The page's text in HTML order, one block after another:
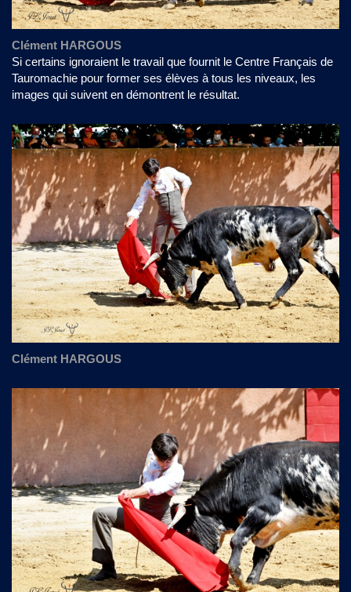
Clément HARGOUS
Si certains ignoraient le travail que fournit le Centre Français de
Tauromachie pour former ses élèves à tous les niveaux, les
images qui suivent en démontrent le résultat.
Clément HARGOUS